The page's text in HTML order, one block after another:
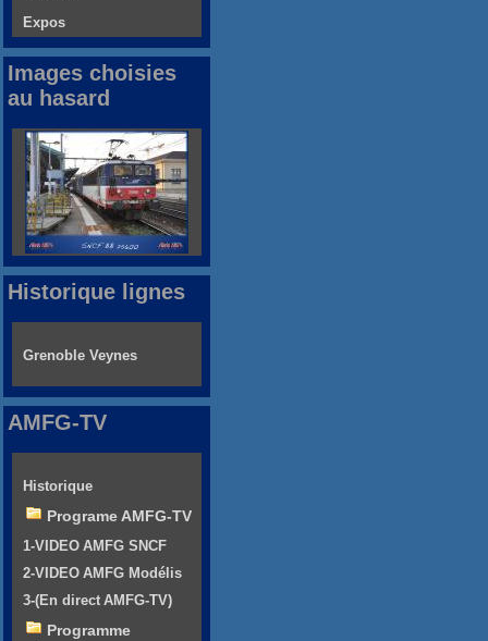
Expos
Images choisies
au hasard
Historique lignes
Grenoble Veynes
AMFG-TV
Historique
Programe AMFG-TV
1-VIDEO AMFG SNCF
2-VIDEO AMFG Modélis
3-(En direct AMFG-TV)
Programme